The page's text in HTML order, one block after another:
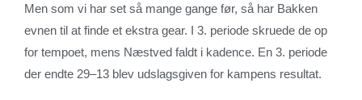
Men som vi har set så mange gange før, så har Bakken
evnen til at finde et ekstra gear. I 3. periode skruede de op
for tempoet, mens Næstved faldt i kadence. En 3. periode
der endte 29–13 blev udslagsgiven for kampens resultat.